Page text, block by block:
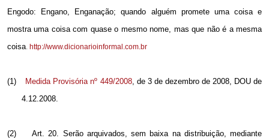
Engodo: Engano, Enganação; quando alguém promete uma coisa e
mostra uma coisa com quase o mesmo nome, mas que não é a mesma
coisa http://www.dicionarioinformal.com.br
(1) Medida Provisória nº 449/2008, de 3 de dezembro de 2008,
DOU de
4.12.2008.
(2) Art. 20.
Serão arquivados, sem baixa na distribuição, mediante